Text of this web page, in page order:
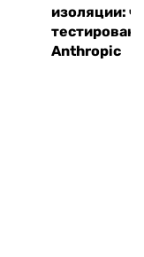
изоляции:
Anthropic